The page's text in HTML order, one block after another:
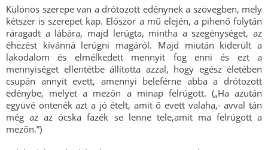
Különös szerepe van a drótozott edénynek a szövegben, mely
kétszer is szerepet kap. Először a mű elején, a pihenő folytán
ráragadt a lábára, majd lerúgta, mintha a szegénységet, az
éhezést kívánná lerúgni magáról. Majd miután kiderült a
lakodalom és elmélkedett mennyit fog enni és ezt a
mennyiséget ellentétbe állította azzal, hogy egész életében
csupán annyit evett, amennyi beleférne abba a drótozott
edénybe, melyet a mezőn a minap felrúgott. („Ha azután
együvé öntenék azt a jó ételt, amit ő evett valaha,- avval tán
még az az ócska fazék se lenne tele,amit ma felrúgott a
mezőn.”)